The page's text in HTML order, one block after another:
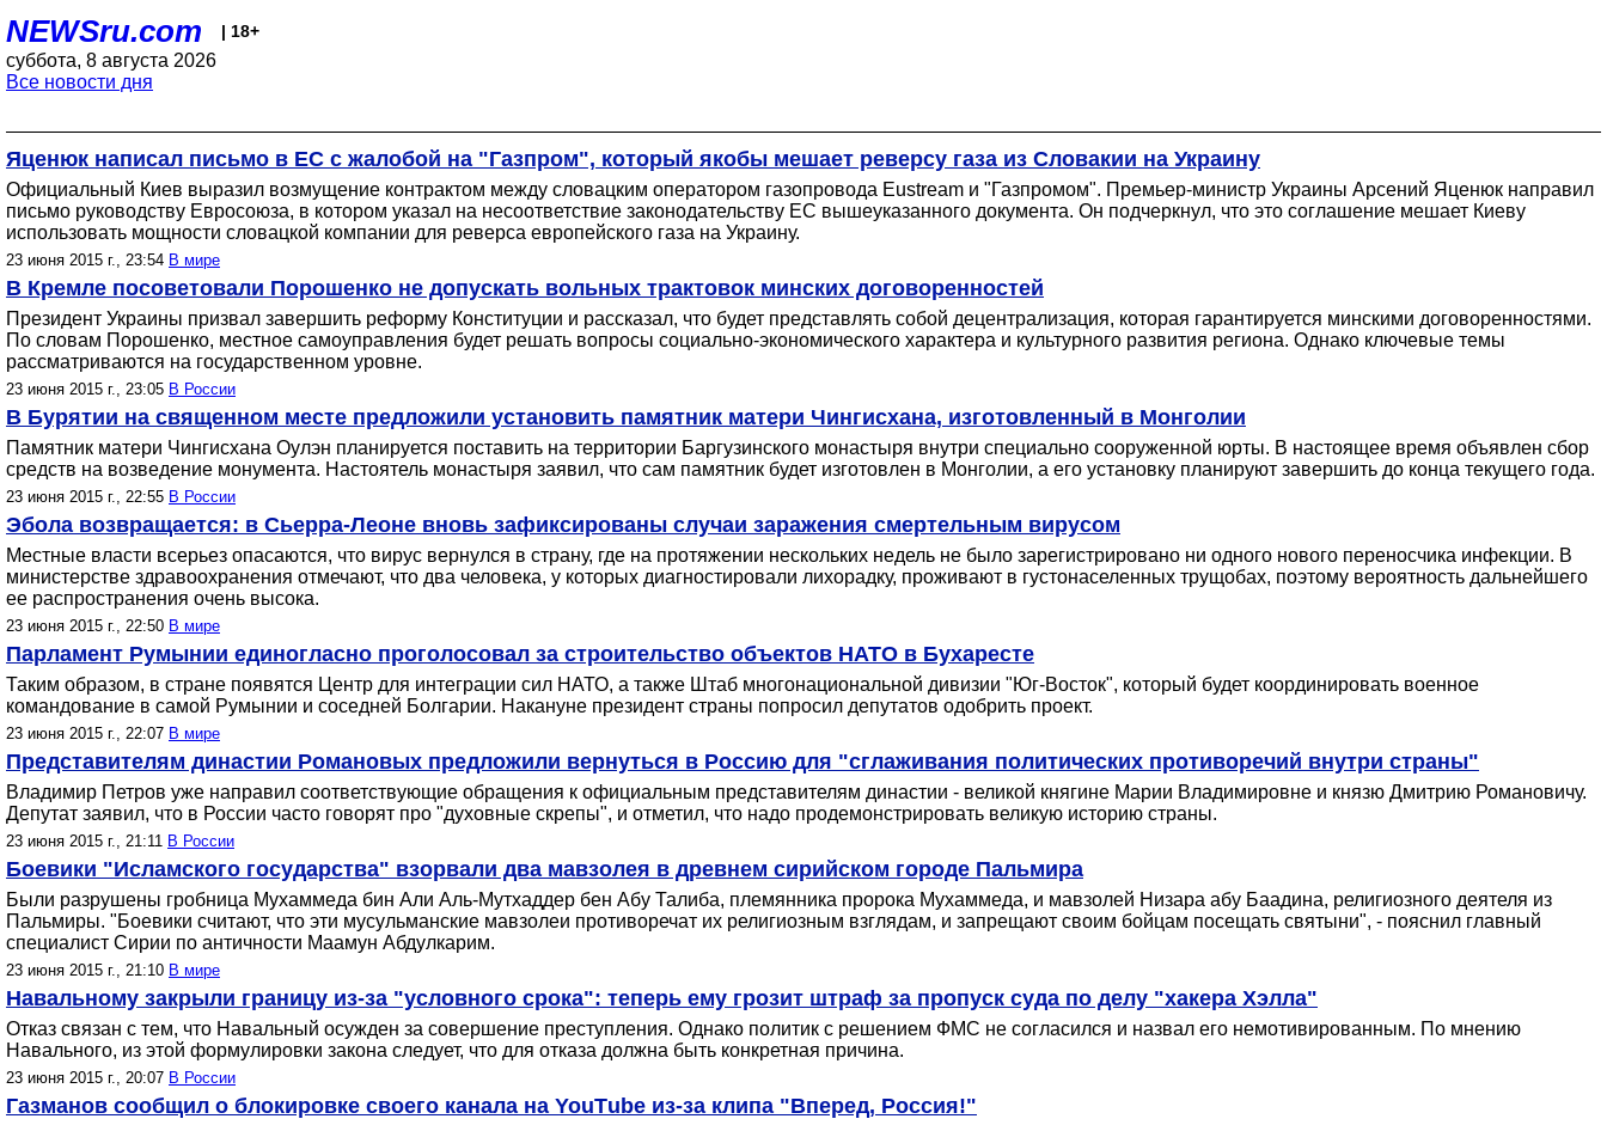
NEWSru.com | 18+
суббота, 8 августа 2026
Все новости дня
Яценюк написал письмо в ЕС с жалобой на "Газпром", который якобы мешает реверсу газа из Словакии на Украину
Официальный Киев выразил возмущение контрактом между словацким оператором газопровода Eustream и "Газпромом". Премьер-министр Украины Арсений Яценюк направил
письмо руководству Евросоюза, в котором указал на несоответствие законодательству ЕС вышеуказанного документа. Он подчеркнул, что это соглашение мешает Киеву
использовать мощности словацкой компании для реверса европейского газа на Украину.
23 июня 2015 г., 23:54 В мире
В Кремле посоветовали Порошенко не допускать вольных трактовок минских договоренностей
Президент Украины призвал завершить реформу Конституции и рассказал, что будет представлять собой децентрализация, которая гарантируется минскими договоренностями.
По словам Порошенко, местное самоуправления будет решать вопросы социально-экономического характера и культурного развития региона. Однако ключевые темы
рассматриваются на государственном уровне.
23 июня 2015 г., 23:05 В России
В Бурятии на священном месте предложили установить памятник матери Чингисхана, изготовленный в Монголии
Памятник матери Чингисхана Оулэн планируется поставить на территории Баргузинского монастыря внутри специально сооруженной юрты. В настоящее время объявлен сбор
средств на возведение монумента. Настоятель монастыря заявил, что сам памятник будет изготовлен в Монголии, а его установку планируют завершить до конца текущего года.
23 июня 2015 г., 22:55 В России
Эбола возвращается: в Сьерра-Леоне вновь зафиксированы случаи заражения смертельным вирусом
Местные власти всерьез опасаются, что вирус вернулся в страну, где на протяжении нескольких недель не было зарегистрировано ни одного нового переносчика инфекции. В
министерстве здравоохранения отмечают, что два человека, у которых диагностировали лихорадку, проживают в густонаселенных трущобах, поэтому вероятность дальнейшего
ее распространения очень высока.
23 июня 2015 г., 22:50 В мире
Парламент Румынии единогласно проголосовал за строительство объектов НАТО в Бухаресте
Таким образом, в стране появятся Центр для интеграции сил НАТО, а также Штаб многонациональной дивизии "Юг-Восток", который будет координировать военное
командование в самой Румынии и соседней Болгарии. Накануне президент страны попросил депутатов одобрить проект.
23 июня 2015 г., 22:07 В мире
Представителям династии Романовых предложили вернуться в Россию для "сглаживания политических противоречий внутри страны"
Владимир Петров уже направил соответствующие обращения к официальным представителям династии - великой княгине Марии Владимировне и князю Дмитрию Романовичу.
Депутат заявил, что в России часто говорят про "духовные скрепы", и отметил, что надо продемонстрировать великую историю страны.
23 июня 2015 г., 21:11 В России
Боевики "Исламского государства" взорвали два мавзолея в древнем сирийском городе Пальмира
Были разрушены гробница Мухаммеда бин Али Аль-Мутхаддер бен Абу Талиба, племянника пророка Мухаммеда, и мавзолей Низара абу Баадина, религиозного деятеля из
Пальмиры. "Боевики считают, что эти мусульманские мавзолеи противоречат их религиозным взглядам, и запрещают своим бойцам посещать святыни", - пояснил главный
специалист Сирии по античности Маамун Абдулкарим.
23 июня 2015 г., 21:10 В мире
Навальному закрыли границу из-за "условного срока": теперь ему грозит штраф за пропуск суда по делу "хакера Хэлла"
Отказ связан с тем, что Навальный осужден за совершение преступления. Однако политик с решением ФМС не согласился и назвал его немотивированным. По мнению
Навального, из этой формулировки закона следует, что для отказа должна быть конкретная причина.
23 июня 2015 г., 20:07 В России
Газманов сообщил о блокировке своего канала на YouТube из-за клипа "Вперед, Россия!"